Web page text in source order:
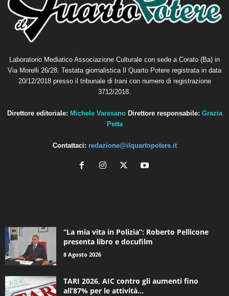
Laboratorio Mediatico Associazione Culturale con sede a Corato (Ba) in
Via Morelli 26/28. Testata giornalistica Il Quarto Potere registrata in data
20/12/2018 presso il tribunale di trani con numero di registrazione
3712/2018.
Direttore editoriale: Michele Varesano Direttore responsabile: Grazia
Petta
Contattaci: redazione@ilquartopotere.it
“La mia vita in Polizia”: Roberto Pellicone
presenta libro e docufilm
8 Agosto 2026
TARI 2026, AIC contro gli aumenti fino
all’87% per le attività...